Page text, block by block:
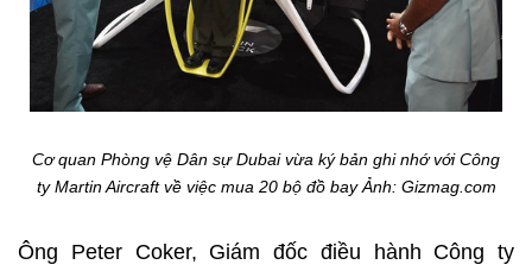
Cơ quan Phòng vệ Dân sự Dubai vừa ký bản ghi nhớ với Công
ty Martin Aircraft về việc mua 20 bộ đồ bay Ảnh: Gizmag.com
Ông Peter Coker, Giám đốc điều hành Công ty